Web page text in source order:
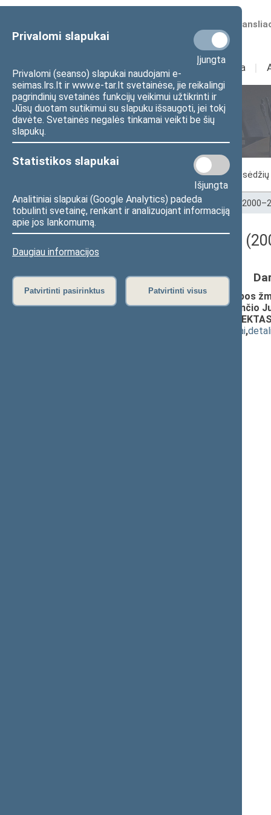
Privalomi slapukai
Įjungta
Privalomi (seanso) slapukai naudojami e-
seimas.lrs.lt ir www.e-tar.lt svetainėse, jie reikalingi
pagrindinių svetainės funkcijų veikimui užtikrinti ir
Jūsų duotam sutikimui su slapuku išsaugoti, jei tokį
davėte. Svetainės negalės tinkamai veikti be šių
slapukų.
Statistikos slapukai
Išjungta
Analitiniai slapukai (Google Analytics) padeda
tobulinti svetainę, renkant ir analizuojant informaciją
apie jos lankomumą.
Daugiau informacijos
Patvirtinti pasirinktus Patvirtinti visus
Numatomos
Sudėtis Veikla I
Seimo posėdžiai
Posėdžiai
Pradžia>Seimo posėdžiai>Kadencijos
Darbotvarkės klausimas
ĮSTATYMO dėl Protokolo dėl prekybos
bei baudimo už vertimąsi ja, papildančio
organizuotą nusikalstamumą
susiję dokumentai,